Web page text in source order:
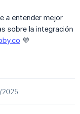
a entender mejor
sobre la integración
💜
2025